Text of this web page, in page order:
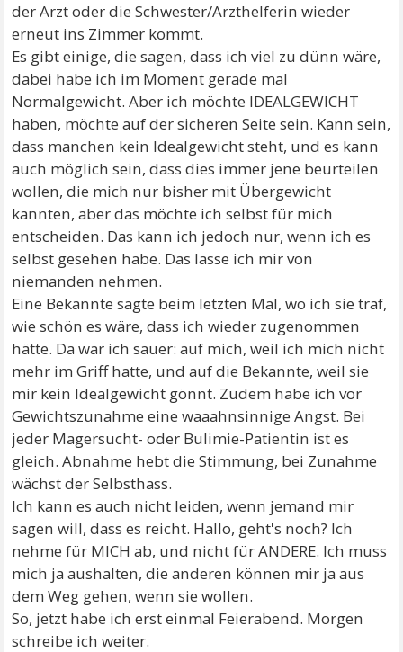
der Arzt oder die Schwester/Arzthelferin wieder
erneut ins Zimmer kommt.
Es gibt einige, die sagen, dass ich viel zu dünn wäre,
dabei habe ich im Moment gerade mal
Normalgewicht. Aber ich möchte IDEALGEWICHT
haben, möchte auf der sicheren Seite sein. Kann sein,
dass manchen kein Idealgewicht steht, und es kann
auch möglich sein, dass dies immer jene beurteilen
wollen, die mich nur bisher mit Übergewicht
kannten, aber das möchte ich selbst für mich
entscheiden. Das kann ich jedoch nur, wenn ich es
selbst gesehen habe. Das lasse ich mir von
niemanden nehmen.
Eine Bekannte sagte beim letzten Mal, wo ich sie traf,
wie schön es wäre, dass ich wieder zugenommen
hätte. Da war ich sauer: auf mich, weil ich mich nicht
mehr im Griff hatte, und auf die Bekannte, weil sie
mir kein Idealgewicht gönnt. Zudem habe ich vor
Gewichtszunahme eine waaahnsinnige Angst. Bei
jeder Magersucht- oder Bulimie-Patientin ist es
gleich. Abnahme hebt die Stimmung, bei Zunahme
wächst der Selbsthass.
Ich kann es auch nicht leiden, wenn jemand mir
sagen will, dass es reicht. Hallo, geht's noch? Ich
nehme für MICH ab, und nicht für ANDERE. Ich muss
mich ja aushalten, die anderen können mir ja aus
dem Weg gehen, wenn sie wollen.
So, jetzt habe ich erst einmal Feierabend. Morgen
schreibe ich weiter.